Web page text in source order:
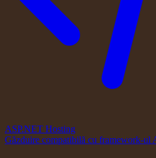
ASP.NET Hosting
Găzduire compatibilă cu framework-ul